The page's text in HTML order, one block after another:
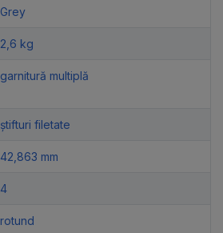
Grey
2,6 kg
garnitură multiplă
știfturi filetate
42,863 mm
4
rotund